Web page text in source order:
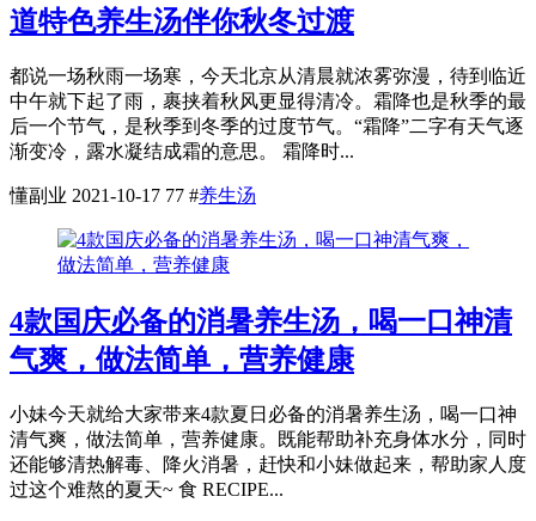
道特色养生汤伴你秋冬过渡
都说一场秋雨一场寒，今天北京从清晨就浓雾弥漫，待到临近
中午就下起了雨，裹挟着秋风更显得清冷。霜降也是秋季的最
后一个节气，是秋季到冬季的过度节气。“霜降”二字有天气逐
渐变冷，露水凝结成霜的意思。 霜降时...
懂副业 2021-10-17 77 #养生汤
4款国庆必备的消暑养生汤，喝一口神清
气爽，做法简单，营养健康
小妹今天就给大家带来4款夏日必备的消暑养生汤，喝一口神
清气爽，做法简单，营养健康。既能帮助补充身体水分，同时
还能够清热解毒、降火消暑，赶快和小妹做起来，帮助家人度
过这个难熬的夏天~ 食 RECIPE...